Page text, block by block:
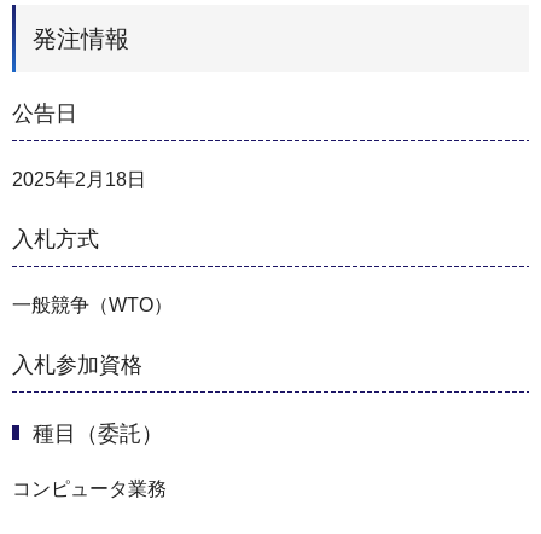
発注情報
公告日
2025年2月18日
入札方式
一般競争（WTO）
入札参加資格
種目（委託）
コンピュータ業務